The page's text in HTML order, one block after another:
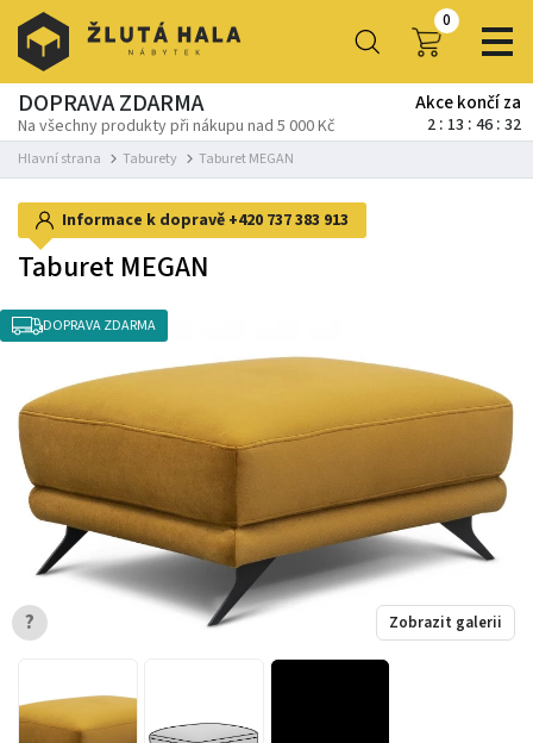
0
DOPRAVA ZDARMA
Na všechny produkty při nákupu nad 5 000 Kč
Akce končí za
2 13 46 32
Hlavní strana Taburety Taburet MEGAN
Informace k dopravě +420 737 383 913
Taburet MEGAN
DOPRAVA ZDARMA
Zobrazit galerii
?